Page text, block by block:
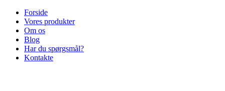
Forside
Vores produkter
Om os
Blog
Har du spørgsmål?
Kontakte